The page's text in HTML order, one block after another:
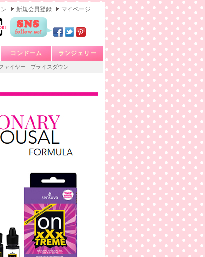
新規会員登録 マイページ
コンドーム ランジェリー
ァイヤー プライスダウン